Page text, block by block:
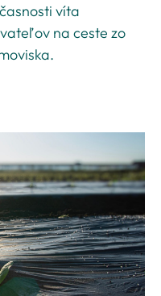
víta
na ceste zo